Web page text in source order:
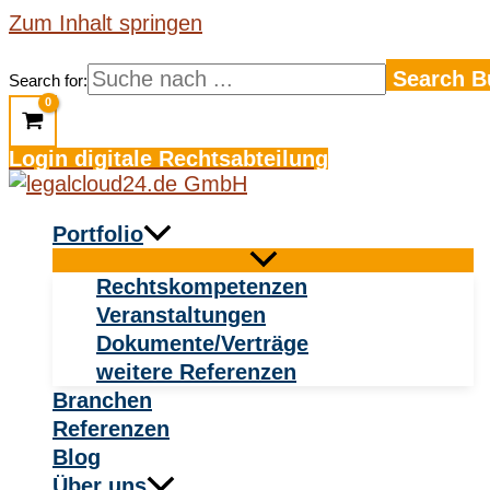
Zum Inhalt springen
Search for: Search
Login digitale Rechtsabteilung
Portfolio
Rechtskompetenzen
Veranstaltungen
Dokumente/Verträge
weitere Referenzen
Branchen
Referenzen
Blog